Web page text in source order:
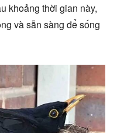
khoảng thời gian này,
và sẵn sàng để sống